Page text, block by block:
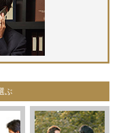
ぶ